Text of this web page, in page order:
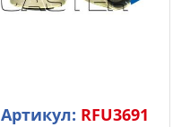
Артикул: RFU3691